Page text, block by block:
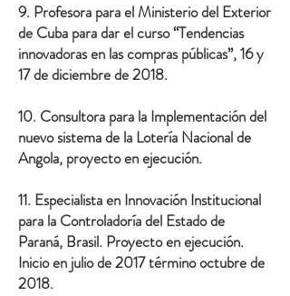
9. Profesora para el Ministerio del Exterior
de Cuba para dar el curso “Tendencias
innovadoras en las compras públicas”, 16 y
17 de diciembre de 2018.
10. Consultora para la Implementación del
nuevo sistema de la Lotería Nacional de
Angola, proyecto en ejecución.
11. Especialista en Innovación Institucional
para la Controladoría del Estado de
Paraná, Brasil. Proyecto en ejecución.
Inicio en julio de 2017 término octubre de
2018.